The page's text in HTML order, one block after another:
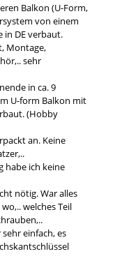
Balkon (U-Form,
von einem
in DE verbaut.
Montage,
sehr
in ca. 9
U-form Balkon mit
(Hobby
an. Keine
habe ich keine
nötig. War alles
welches Teil
einfach, es